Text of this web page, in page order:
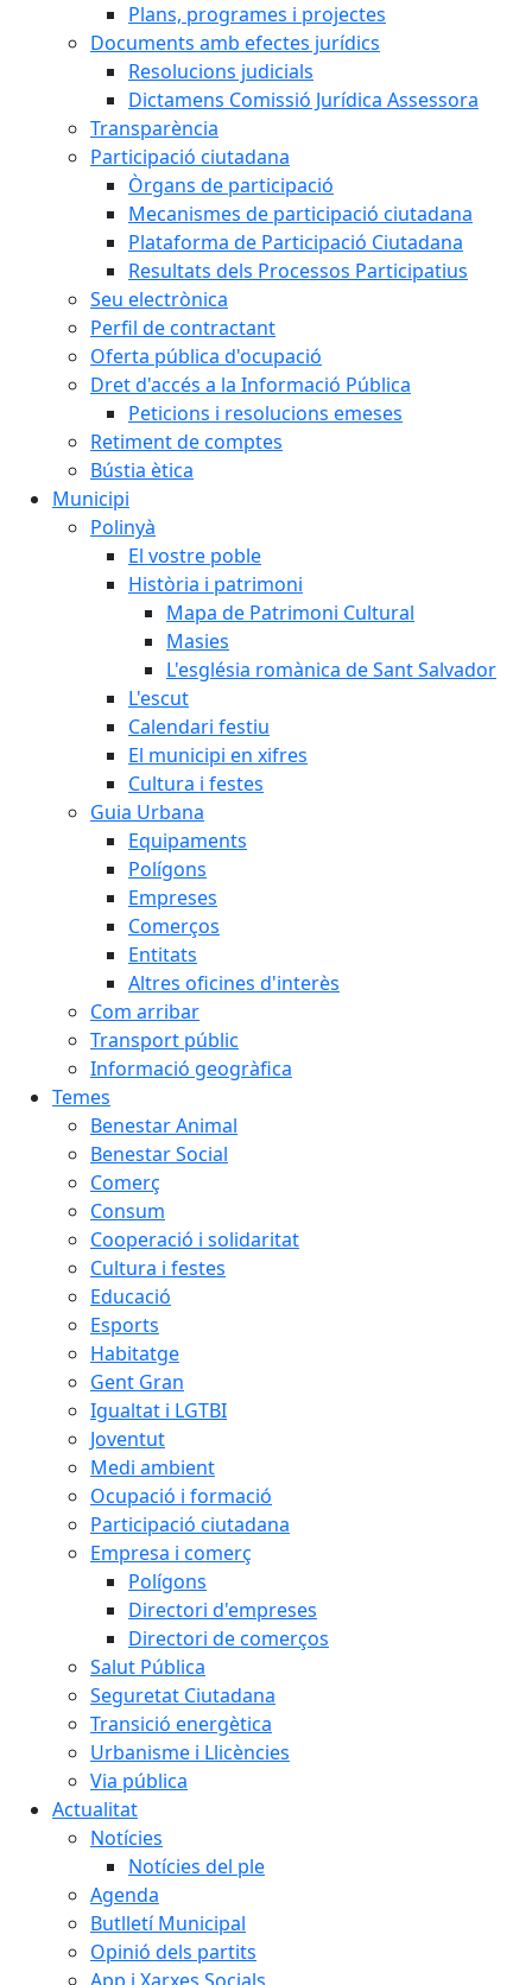
Plans, programes i projectes
Documents amb efectes jurídics
Resolucions judicials
Dictamens Comissió Jurídica Assessora
Transparència
Participació ciutadana
Òrgans de participació
Mecanismes de participació ciutadana
Plataforma de Participació Ciutadana
Resultats dels Processos Participatius
Seu electrònica
Perfil de contractant
Oferta pública d'ocupació
Dret d'accés a la Informació Pública
Peticions i resolucions emeses
Retiment de comptes
Bústia ètica
Municipi
Polinyà
El vostre poble
Història i patrimoni
Mapa de Patrimoni Cultural
Masies
L'església romànica de Sant Salvador
L'escut
Calendari festiu
El municipi en xifres
Cultura i festes
Guia Urbana
Equipaments
Polígons
Empreses
Comerços
Entitats
Altres oficines d'interès
Com arribar
Transport públic
Informació geogràfica
Temes
Benestar Animal
Benestar Social
Comerç
Consum
Cooperació i solidaritat
Cultura i festes
Educació
Esports
Habitatge
Gent Gran
Igualtat i LGTBI
Joventut
Medi ambient
Ocupació i formació
Participació ciutadana
Empresa i comerç
Polígons
Directori d'empreses
Directori de comerços
Salut Pública
Seguretat Ciutadana
Transició energètica
Urbanisme i Llicències
Via pública
Actualitat
Notícies
Notícies del ple
Agenda
Butlletí Municipal
Opinió dels partits